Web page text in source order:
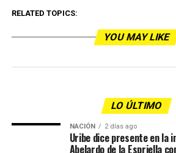
RELATED TOPICS:
YOU MAY LIKE
LO ÚLTIMO
NACIÓN 2 días ago
Uribe dice presente en la
Abelardo de la Espriella